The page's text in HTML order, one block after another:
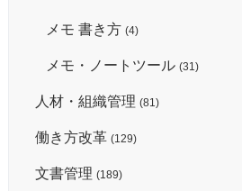
メモ 書き方 (4)
メモ・ノートツール (31)
人材・組織管理 (81)
働き方改革 (129)
文書管理 (189)